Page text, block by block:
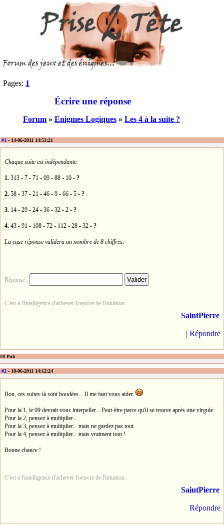
Pages: 1
Écrire une réponse
Forum » Enigmes Logiques » Les 4 à la suite ?
#1 - 14-06-2011 14:53:21
Chaque suite est indépendante.
1. 313 - 7 - 71 - 09 - 88 - 10 - ?
2. 58 - 37 - 21 - 46 - 9 - 66 - 5 - ?
3. 14 - 29 - 24 - 36 - 32 - 2 - ?
4. 43 - 91 - 108 - 72 - 112 - 28 - 32 - ?
La case réponse validera un nombre de 8 chiffres.
Réponse :
C'est à l'intelligence d'achever l'oeuvre de l'intuition.
SaintPierre
| Répondre
#0 Pub
#2 - 18-06-2011 14:12:24
Bon, ces suites-là sont boudées... Il me faut vous aider.
Pour la 1, le 09 devrait vous interpeller... Peut-être parce qu'il se trouve après une virgule.
Pour la 2, pensez à multiplier...
Pour la 3, pensez à multiplier... mais ne gardez pas tout.
Pour la 4, pensez à multiplier... mais vraiment tout !
Bonne chance !
C'est à l'intelligence d'achever l'oeuvre de l'intuition.
SaintPierre
Répondre